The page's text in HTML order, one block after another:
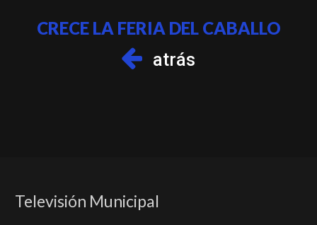
CRECE LA FERIA DEL CABALLO
atrás
Televisión Municipal